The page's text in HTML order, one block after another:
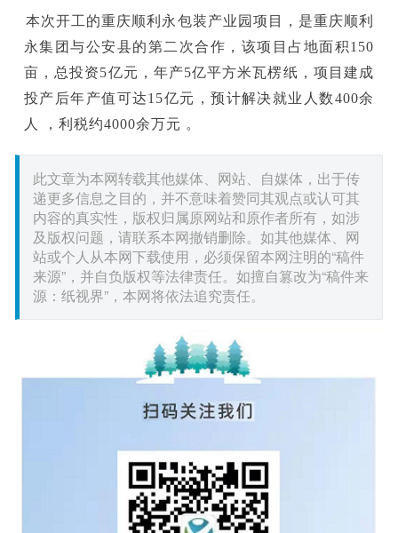
次开工的重庆顺利永包装产业园项目，是重庆顺利
永集团与公安县的第二次合作，该项目占地面积150
亩，总投资5亿元，年产5亿平方米瓦楞纸，项目建成
投产后年产值可达15亿元，预计解决就业人数400余
人 ，利税约4000余万元 。
此文章为本网转载其他媒体、网站、自媒体，出于传
递更多信息之目的，并不意味着赞同其观点或认可其
内容的真实性，版权归属原网站和原作者所有，如涉
及版权问题，请联系本网撤销删除。如其他媒体、网
站或个人从本网下载使用，必须保留本网注明的“稿件
来源”，并自负版权等法律责任。如擅自篡改为“稿件来
源：纸视界”，本网将依法追究责任。